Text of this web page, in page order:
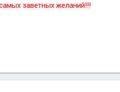
заветных желаний!!!